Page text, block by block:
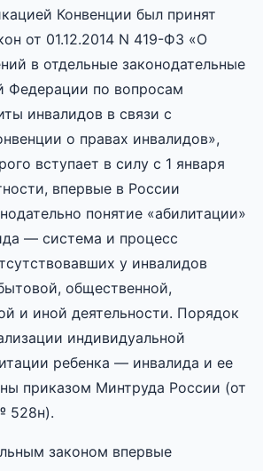
Конвенции был принят
от 01.12.2014 N 419-ФЗ «О
в отдельные законодательные
Федерации по вопросам
инвалидов в связи с
о правах инвалидов»,
вступает в силу с 1 января
впервые в России
понятие «абилитации»
— система и процесс
у инвалидов
общественной,
и иной деятельности. Порядок
индивидуальной
ребенка — инвалида и ее
приказом Минтруда России (от
528н).
законом впервые